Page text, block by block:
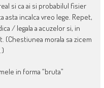
si ca ai si probabilul fisier
asta incalca vreo lege. Repet,
/ legala a acuzelor si, in
(Chestiunea morala sa zicem
in forma “bruta”